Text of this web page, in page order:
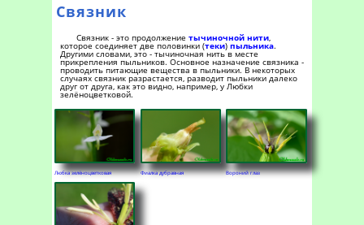
Связник
Связник - это продолжение тычиночной нити,
которое соединяет две половинки (теки) пыльника.
Другими словами, это - тычиночная нить в месте
прикрепления пыльников. Основное назначение связника -
проводить питающие вещества в пыльники. В некоторых
случаях связник разрастается, разводит пыльники далеко
друг от друга, как это видно, например, у Любки
зелёноцветковой.
Любка зелёноцветковая Фиалка дубравная Вороний глаз